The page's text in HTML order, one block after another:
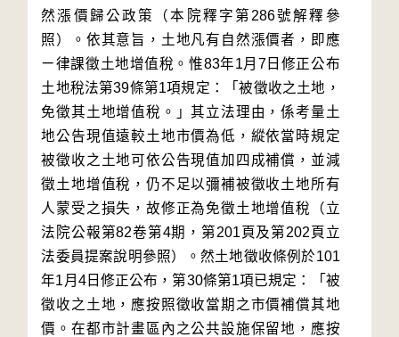
然漲價歸公政策（本院釋字第286號解釋參
照）。依其意旨，土地凡有自然漲價者，即應
ㄧ律課徵土地增值稅。惟83年1月7日修正公布
土地稅法第39條第1項規定：「被徵收之土地，
免徵其土地增值稅。」其立法理由，係考量土
地公告現值遠較土地市價為低，縱依當時規定
被徵收之土地可依公告現值加四成補償，並減
徵土地增值稅，仍不足以彌補被徵收土地所有
人蒙受之損失，故修正為免徵土地增值稅（立
法院公報第82卷第4期，第201頁及第202頁立
法委員提案說明參照）。然土地徵收條例於101
年1月4日修正公布，第30條第1項已規定：「被
徵收之土地，應按照徵收當期之市價補償其地
價。在都市計畫區內之公共設施保留地，應按